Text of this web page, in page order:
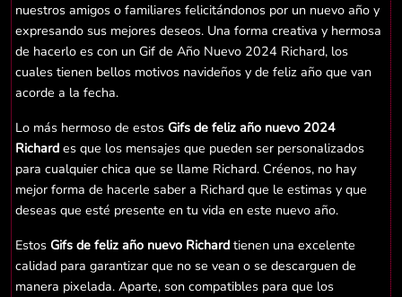
nuestros amigos o familiares felicitándonos por un nuevo año y
expresando sus mejores deseos. Una forma creativa y hermosa
de hacerlo es con un Gif de Año Nuevo 2024 Richard, los
cuales tienen bellos motivos navideños y de feliz año que van
acorde a la fecha.
Lo más hermoso de estos Gifs de feliz año nuevo 2024
Richard es que los mensajes que pueden ser personalizados
para cualquier chica que se llame Richard. Créenos, no hay
mejor forma de hacerle saber a Richard que le estimas y que
deseas que esté presente en tu vida en este nuevo año.
Estos Gifs de feliz año nuevo Richard tienen una excelente
calidad para garantizar que no se vean o se descarguen de
manera pixelada. Aparte, son compatibles para que los